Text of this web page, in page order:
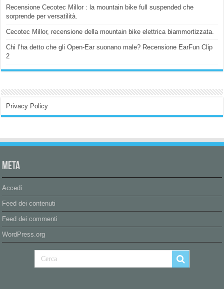
Recensione Cecotec Millor : la mountain bike full suspended che
sorprende per versatilità.
Cecotec Millor, recensione della mountain bike elettrica biammortizzata.
Chi l’ha detto che gli Open-Ear suonano male? Recensione EarFun Clip
2
Privacy Policy
Meta
Accedi
Feed dei contenuti
Feed dei commenti
WordPress.org